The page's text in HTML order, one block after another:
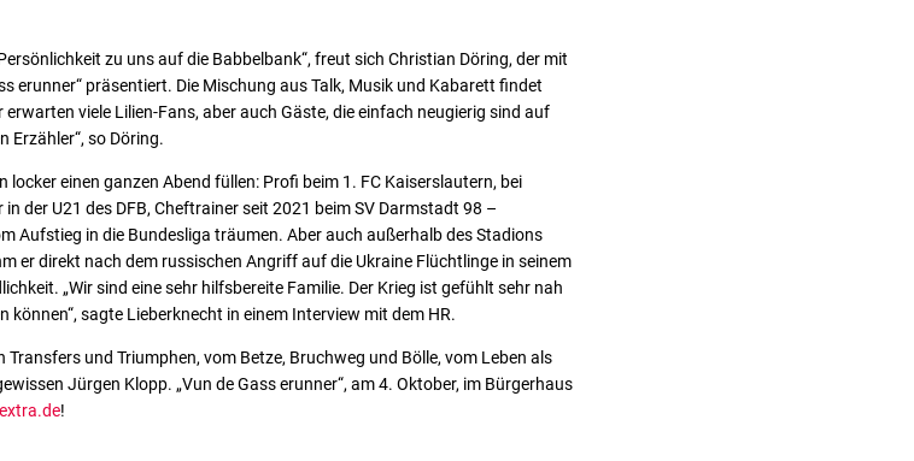
zu uns auf die Babbelbank“, freut sich Christian Döring, der mit
erunner“ präsentiert. Die Mischung aus Talk, Musik und Kabarett findet
viele Lilien-Fans, aber auch Gäste, die einfach neugierig sind auf
Erzähler“, so Döring.
einen ganzen Abend füllen: Profi beim 1. FC Kaiserslautern, bei
der U21 des DFB, Cheftrainer seit 2021 beim SV Darmstadt 98 –
Aufstieg in die Bundesliga träumen. Aber auch außerhalb des Stadions
er direkt nach dem russischen Angriff auf die Ukraine Flüchtlinge in seinem
„Wir sind eine sehr hilfsbereite Familie. Der Krieg ist gefühlt sehr nah
sagte Lieberknecht in einem Interview mit dem HR.
und Triumphen, vom Betze, Bruchweg und Bölle, vom Leben als
Jürgen Klopp. „Vun de Gass erunner“, am 4. Oktober, im Bürgerhaus
!